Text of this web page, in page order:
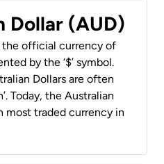
Dollar (AUD)
the official currency of
by the ‘$’ symbol.
Dollars are often
Today, the Australian
most traded currency in